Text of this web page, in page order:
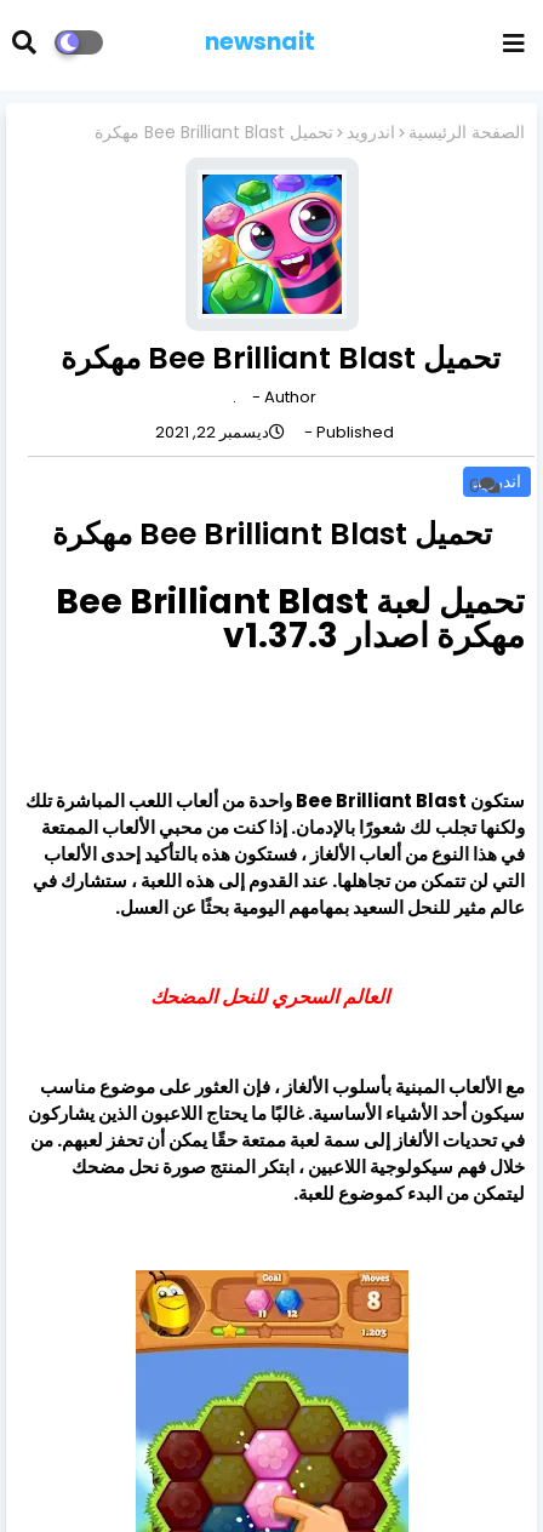
newsnait
الصفحة الرئيسية اندرويد تحميل Bee Brilliant Blast مهكرة
تحميل Bee Brilliant Blast مهكرة
Author -
.
Published -
ديسمبر 22, 2021
اندرويد0
تحميل Bee Brilliant Blast مهكرة
تحميل لعبة Bee Brilliant Blast
مهكرة اصدار v1.37.3
ستكون Bee Brilliant Blast واحدة من ألعاب اللعب المباشرة تلك
ولكنها تجلب لك شعورًا بالإدمان. إذا كنت من محبي الألعاب الممتعة
في هذا النوع من ألعاب الألغاز ، فستكون هذه بالتأكيد إحدى الألعاب
التي لن تتمكن من تجاهلها. عند القدوم إلى هذه اللعبة ، ستشارك في
عالم مثير للنحل السعيد بمهامهم اليومية بحثًا عن العسل.
العالم السحري للنحل المضحك
مع الألعاب المبنية بأسلوب الألغاز ، فإن العثور على موضوع مناسب
سيكون أحد الأشياء الأساسية. غالبًا ما يحتاج اللاعبون الذين يشاركون
في تحديات الألغاز إلى سمة لعبة ممتعة حقًا يمكن أن تحفز لعبهم. من
خلال فهم سيكولوجية اللاعبين ، ابتكر المنتج صورة نحل مضحك
ليتمكن من البدء كموضوع للعبة.